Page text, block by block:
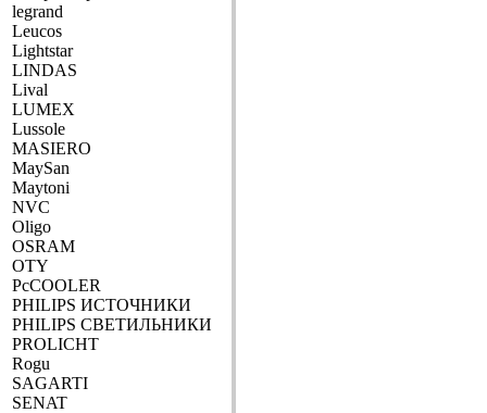
legrand
Leucos
Lightstar
LINDAS
Lival
LUMEX
Lussole
MASIERO
MaySan
Maytoni
NVC
Oligo
OSRAM
OTY
PcCOOLER
PHILIPS ИСТОЧНИКИ
PHILIPS СВЕТИЛЬНИКИ
PROLICHT
Rogu
SAGARTI
SENAT